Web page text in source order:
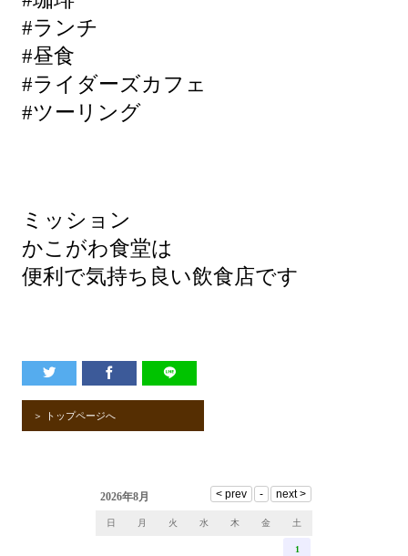
#ランチ
#昼食
#ライダーズカフェ
#ツーリング
ミッション
かこがわ食堂は
便利で気持ち良い飲食店です
＞ トップページへ
2026年8月
日 月 火 水 木 金 土
1